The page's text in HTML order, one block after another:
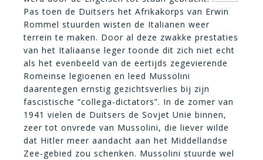
Pas toen de Duitsers het Afrikakorps van Erwin
Rommel stuurden wisten de Italianen weer
terrein te maken. Door al deze zwakke prestaties
van het Italiaanse leger toonde dit zich niet echt
als het evenbeeld van de eertijds zegevierende
Romeinse legioenen en leed Mussolini
daarentegen ernstig gezichtsverlies bij zijn
fascistische “collega-dictators”. In de zomer van
1941 vielen de Duitsers de Sovjet Unie binnen,
zeer tot onvrede van Mussolini, die liever wilde
dat Hitler meer aandacht aan het Middellandse
Zee-gebied zou schenken. Mussolini stuurde wel